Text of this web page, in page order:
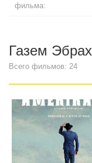
фильма:
Газем
Всего фильмов: 24